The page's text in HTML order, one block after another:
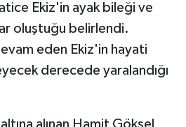
Ekiz'in ayak bileği ve
oluştuğu belirlendi.
eden Ekiz'in hayati
derecede yaralandığı